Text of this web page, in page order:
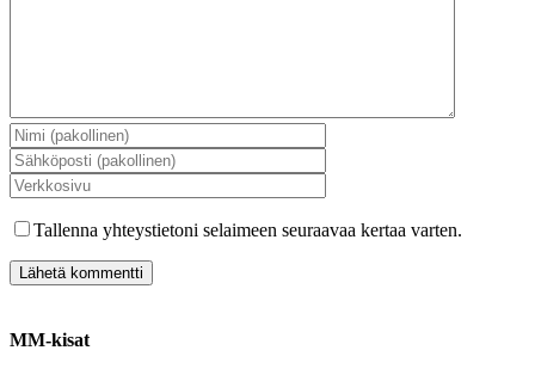
Tallenna yhteystietoni selaimeen seuraavaa kertaa varten.
MM-kisat